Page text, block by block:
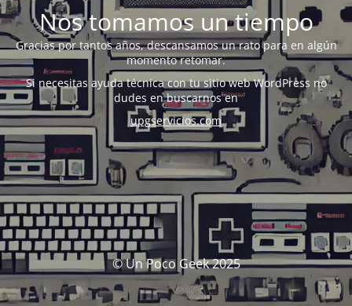
Nos tomamos un tiempo
Gracias por tantos años, descansamos un rato para en algún
momento retomar.
Si necesitas ayuda técnica con tu sitio web WordPress no
dudes en buscarnos en
upgservicios.com
© Un Poco Geek 2025